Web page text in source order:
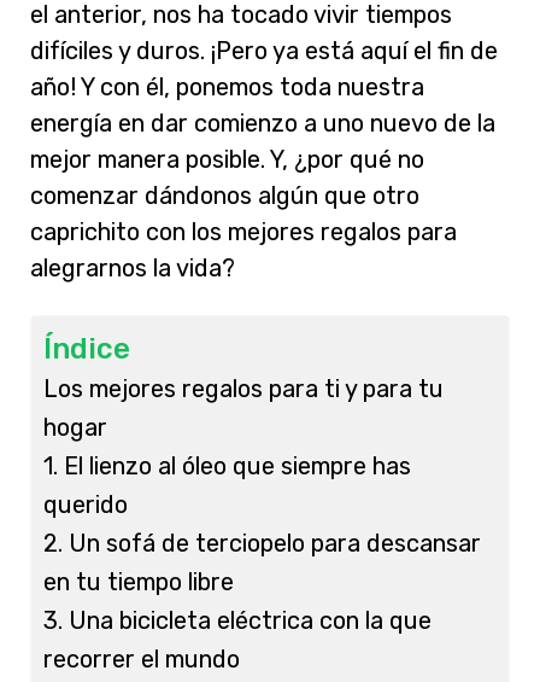
el anterior, nos ha tocado vivir tiempos
difíciles y duros. ¡Pero ya está aquí el fin de
año! Y con él, ponemos toda nuestra
energía en dar comienzo a uno nuevo de la
mejor manera posible. Y, ¿por qué no
comenzar dándonos algún que otro
caprichito con los mejores regalos para
alegrarnos la vida?
Índice
Los mejores regalos para ti y para tu
hogar
1. El lienzo al óleo que siempre has
querido
2. Un sofá de terciopelo para descansar
en tu tiempo libre
3. Una bicicleta eléctrica con la que
recorrer el mundo